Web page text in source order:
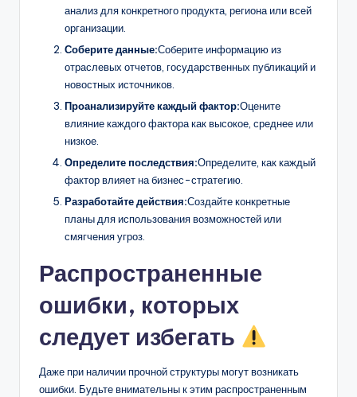
анализ для конкретного продукта, региона или всей
организации.
Соберите данные:Соберите информацию из
отраслевых отчетов, государственных публикаций и
новостных источников.
Проанализируйте каждый фактор:Оцените
влияние каждого фактора как высокое, среднее или
низкое.
Определите последствия:Определите, как каждый
фактор влияет на бизнес-стратегию.
Разработайте действия:Создайте конкретные
планы для использования возможностей или
смягчения угроз.
Распространенные
ошибки, которых
следует избегать
Даже при наличии прочной структуры могут возникать
ошибки. Будьте внимательны к этим распространенным